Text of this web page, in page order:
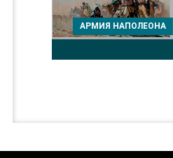
АРМИЯ НАПОЛЕОНА